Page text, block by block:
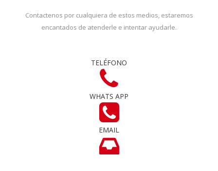
Contactenos por cualquiera de estos medios, estaremos
encantados de atenderle e intentar ayudarle.
TELÉFONO
WHATS APP
EMAIL